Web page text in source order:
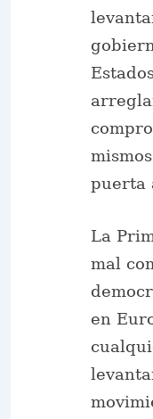
puerta
La
mal
en